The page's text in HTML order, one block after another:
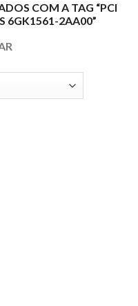
COM A TAG “PCI
6GK1561-2AA00”